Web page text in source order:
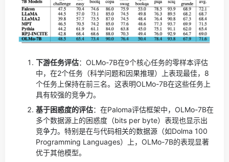
下游任务评估：OLMo-7B在9个核心任务的零样本评估
中，在2个任务（科学问题和因果推理）上表现最佳，8
个任务上保持在前三名。这表明OLMo-7B在这些任务上
具有较强的竞争力。
基于困惑度的评估：在Paloma评估框架中，OLMo-7B在
多个数据源上的困惑度（bits per byte）表现也显示出
竞争力。特别是在与代码相关的数据源（如Dolma 100
Programming Languages）上，OLMo-7B的表现显著
优于其他模型。